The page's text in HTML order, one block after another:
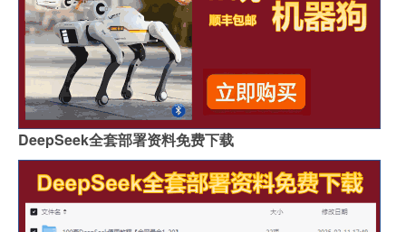
DeepSeek全套部署资料免费下载